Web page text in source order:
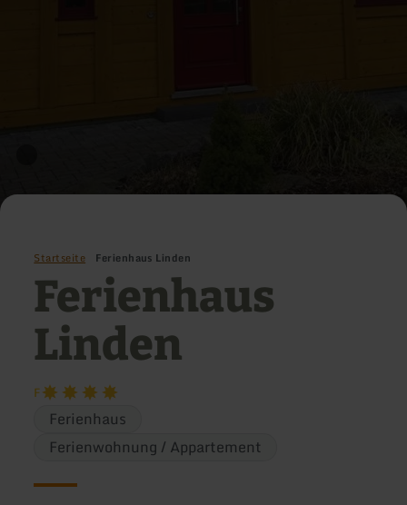
Startseite Ferienhaus Linden
Ferienhaus
Linden
F
Ferienhaus
Ferienwohnung / Appartement